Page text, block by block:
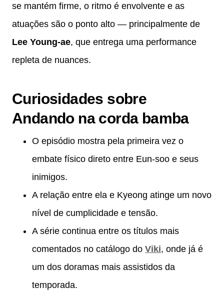
se mantém firme, o ritmo é envolvente e as
atuações são o ponto alto — principalmente de
Lee Young-ae, que entrega uma performance
repleta de nuances.
Curiosidades sobre
Andando na corda bamba
O episódio mostra pela primeira vez o
embate físico direto entre Eun-soo e seus
inimigos.
A relação entre ela e Kyeong atinge um novo
nível de cumplicidade e tensão.
A série continua entre os títulos mais
comentados no catálogo do Viki, onde já é
um dos doramas mais assistidos da
temporada.